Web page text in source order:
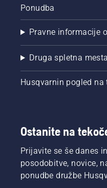
Ponudba
Pravne informacije
Druga spletna
Husqvarnin pogled na
Ostanite na
Prijavite se še danes
posodobitve, novice,
ponudbe družbe